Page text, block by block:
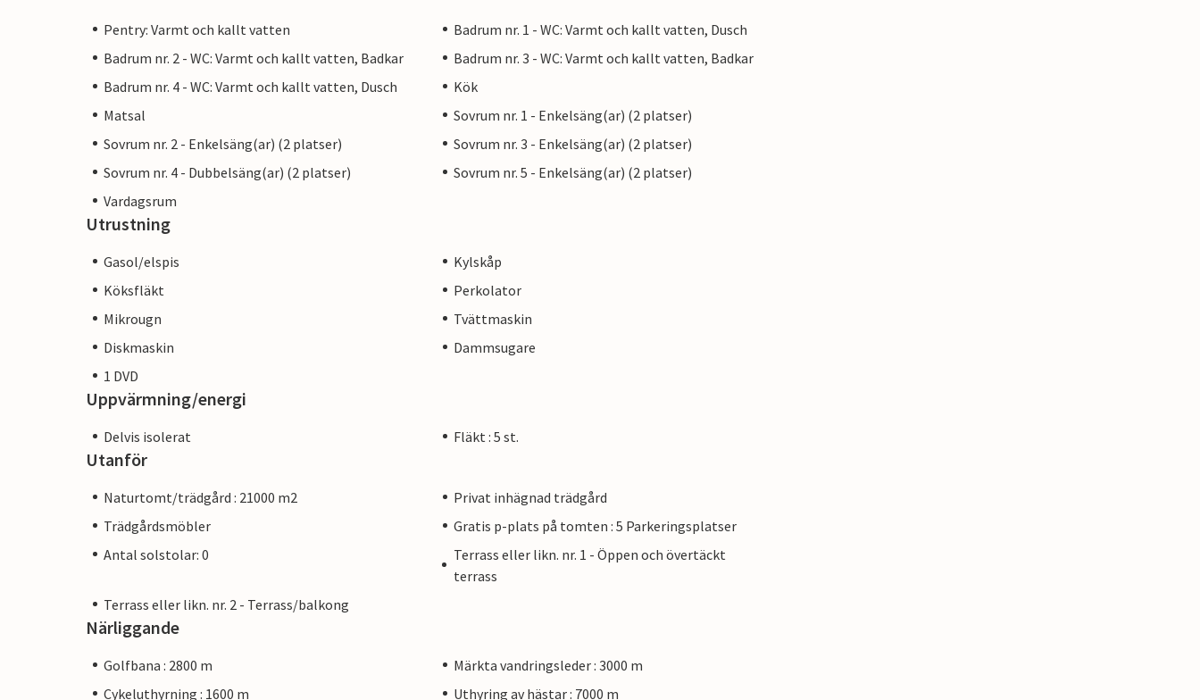
Pentry: Varmt och kallt vatten
Badrum nr. 1 - WC: Varmt och kallt vatten, Dusch
Badrum nr. 2 - WC: Varmt och kallt vatten, Badkar
Badrum nr. 3 - WC: Varmt och kallt vatten, Badkar
Badrum nr. 4 - WC: Varmt och kallt vatten, Dusch
Kök
Matsal
Sovrum nr. 1 - Enkelsäng(ar) (2 platser)
Sovrum nr. 2 - Enkelsäng(ar) (2 platser)
Sovrum nr. 3 - Enkelsäng(ar) (2 platser)
Sovrum nr. 4 - Dubbelsäng(ar) (2 platser)
Sovrum nr. 5 - Enkelsäng(ar) (2 platser)
Vardagsrum
Utrustning
Gasol/elspis
Kylskåp
Köksfläkt
Perkolator
Mikrougn
Tvättmaskin
Diskmaskin
Dammsugare
1 DVD
Uppvärmning/energi
Delvis isolerat Fläkt : 5 st.
Utanför
Naturtomt/trädgård : 21000 m2
Privat inhägnad trädgård
Trädgårdsmöbler
Gratis p-plats på tomten : 5 Parkeringsplatser
Antal solstolar: 0
Terrass eller likn. nr. 1 - Öppen och övertäckt
terrass
Terrass eller likn. nr. 2 - Terrass/balkong
Närliggande
Golfbana : 2800 m
Märkta vandringsleder : 3000 m
Cykeluthyrning : 1600 m
Uthyring av hästar : 7000 m